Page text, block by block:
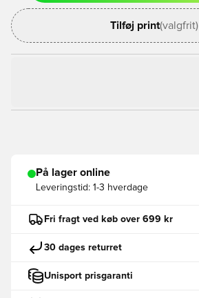
Tilføj print(valgfrit)
På lager online
Leveringstid: 1-3 hverdage
Fri fragt ved køb over 699 kr
30 dages returret
Unisport prisgaranti